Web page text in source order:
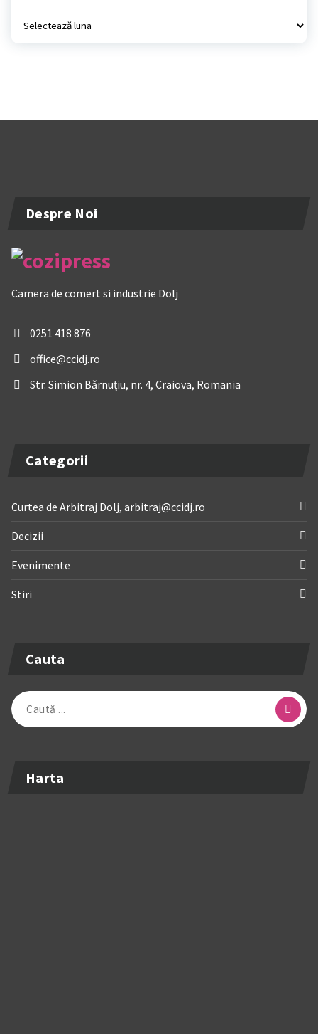
Despre Noi
Camera de comert si industrie Dolj
0251 418 876
office@ccidj.ro
Str. Simion Bărnuțiu, nr. 4, Craiova, Romania
Categorii
Curtea de Arbitraj Dolj, arbitraj@ccidj.ro
Decizii
Evenimente
Stiri
Cauta
Caută
după:
Harta